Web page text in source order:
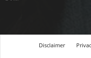
Disclaimer